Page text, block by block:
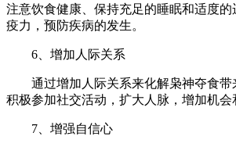
注意饮食健康、保持充足的睡眠和适度
疫力，预防疾病的发生。
6、增加人际关系
通过增加人际关系来化解枭神夺食带
积极参加社交活动，扩大人脉，增加机会
7、增强自信心